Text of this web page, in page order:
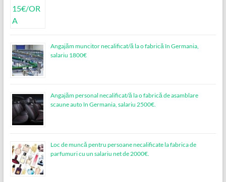
Angajăm muncitor necalificat/ă la o fabrică în Germania,
salariu 1800€
Angajăm personal necalificat/ă la o fabrică de asamblare
scaune auto în Germania, salariu 2500€.
Loc de muncǎ pentru persoane necalificate la fabrica de
parfumuri cu un salariu net de 2000€.